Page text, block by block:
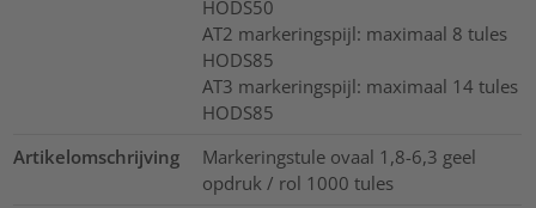
HODS50
AT2 markeringspijl: maximaal 8 tules
HODS85
AT3 markeringspijl: maximaal 14 tules
HODS85
Artikelomschrijving
Markeringstule ovaal 1,8-6,3 geel
opdruk / rol 1000 tules